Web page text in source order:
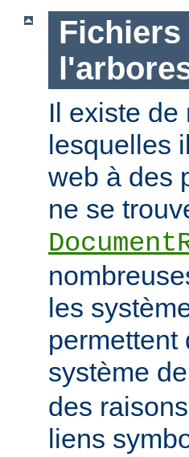
Il existe de
lesquelles
web à des
ne se
les
permettent
système
des
liens